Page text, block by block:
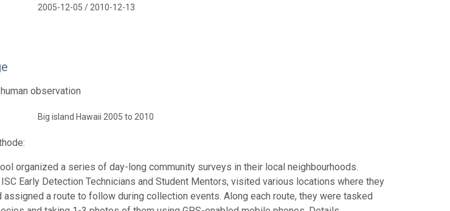
2005-12-05 / 2010-12-13
observation
Big island Hawaii 2005 to 2010
organized a series of day-long community surveys in their local neighbourhoods.
Early Detection Technicians and Student Mentors, visited various locations where they
a route to follow during collection events. Along each route, they were tasked